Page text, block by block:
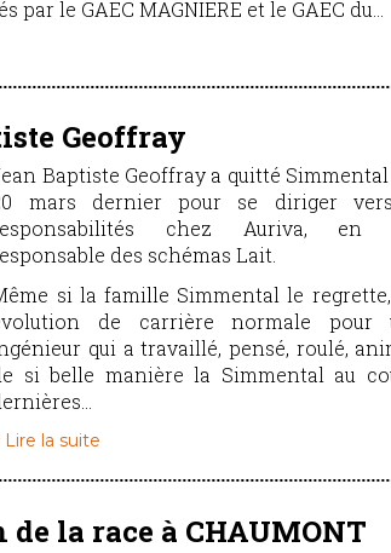
le GAEC MAGNIERE et le GAEC du...
Geoffray
Baptiste Geoffray a quitté
mars dernier pour se diriger vers
chez Auriva, en
des schémas Lait.
si la famille Simmental le regrette,
de carrière normale pour
qui a travaillé, pensé, roulé,
si belle manière la Simmental au
Lire la suite
la race à CHAUMONT